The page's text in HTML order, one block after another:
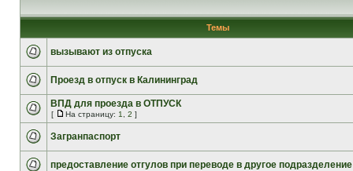
Темы
вызывают из отпуска
Проезд в отпуск в Калининград
ВПД для проезда в ОТПУСК
[ На страницу: 1 2 ]
Загранпаспорт
предоставление отгулов при переводе в другое подразделение